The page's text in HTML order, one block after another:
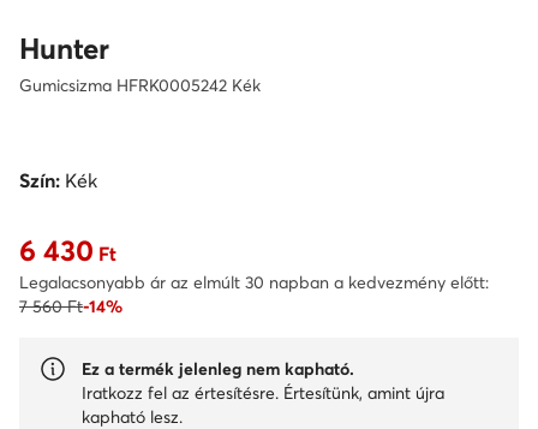
Hunter
Gumicsizma HFRK0005242 Kék
Szín: Kék
Aktuális ár 6 430 Ft
6 430 Ft
Legalacsonyabb ár az elmúlt 30 napban a kedvezmény előtt:
7 560 Ft-14%
Ez a termék jelenleg nem kapható.
Iratkozz fel az értesítésre. Értesítünk, amint újra
kapható lesz.